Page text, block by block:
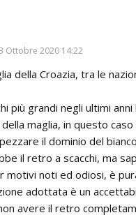
Ottobre 2020 14:22
della Croazia, tra le
più grandi negli ultimi anni
maglia, in questo caso
il dominio del
il retro a scacchi, ma
motivi noti ed odiosi, è
adottata è un
avere il retro